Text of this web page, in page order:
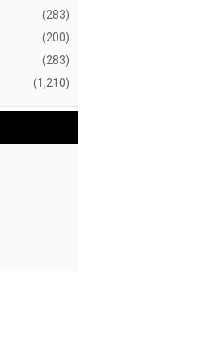
(283)
(200)
(283)
(1,210)